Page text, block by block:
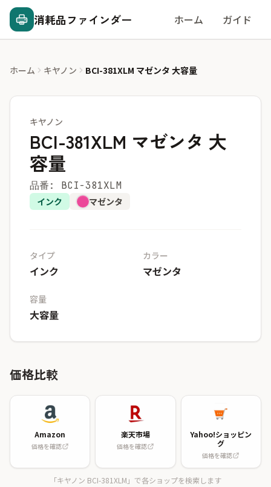
消耗品ファインダー ホーム ガイド
ホーム キヤノン BCI-381XLM マゼンタ 大容量
キヤノン
BCI-381XLM マゼンタ 大
容量
品番: BCI-381XLM
インク マゼンタ
タイプ
インク
カラー
マゼンタ
容量
大容量
価格比較
Amazon
価格を確認
楽天市場
価格を確認
Yahoo!ショッピン
グ
価格を確認
「キヤノン BCI-381XLM」で各ショップを検索します